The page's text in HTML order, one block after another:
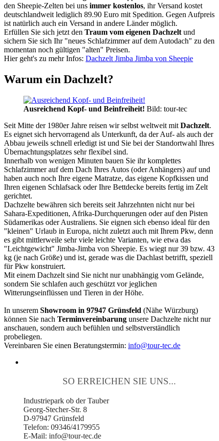
den Sheepie-Zelten bei uns immer kostenlos, ihr Versand kostet
deutschlandweit lediglich 89.90 Euro mit Spedition. Gegen Aufpreis
ist natürlich auch ein Versand in andere Länder möglich.
Erfüllen Sie sich jetzt den Traum vom eigenen Dachzelt und
sichern Sie sich Ihr "neues Schlafzimmer auf dem Autodach" zu den
momentan noch gültigen "alten" Preisen.
Hier geht's zu mehr Infos: Dachzelt Jimba Jimba von Sheepie
Warum ein Dachzelt?
Ausreichend Kopf- und Beinfreiheit! Bild: tour-tec
Seit Mitte der 1980er Jahre reisen wir selbst weltweit mit Dachzelt.
Es eignet sich hervorragend als Unterkunft, da der Auf- als auch der
Abbau jeweils schnell erledigt ist und Sie bei der Standortwahl Ihres
Übernachtungsplatzes sehr flexibel sind.
Innerhalb von wenigen Minuten bauen Sie ihr komplettes
Schlafzimmer auf dem Dach Ihres Autos (oder Anhängers) auf und
haben auch noch Ihre eigene Matratze, das eigene Kopfkissen und
Ihren eigenen Schlafsack oder Ihre Bettdecke bereits fertig im Zelt
gerichtet.
Dachzelte bewähren sich bereits seit Jahrzehnten nicht nur bei
Sahara-Expeditionen, Afrika-Durchquerungen oder auf den Pisten
Südamerikas oder Australiens. Sie eignen sich ebenso ideal für den
"kleinen" Urlaub in Europa, nicht zuletzt auch mit Ihrem Pkw, denn
es gibt mittlerweile sehr viele leichte Varianten, wie etwa das
"Leichtgewicht" Jimba-Jimba von Sheepie. Es wiegt nur 39 bzw. 43
kg (je nach Größe) und ist, gerade was die Dachlast betrifft, speziell
für Pkw konstruiert.
Mit einem Dachzelt sind Sie nicht nur unabhängig vom Gelände,
sondern Sie schlafen auch geschützt vor jeglichen
Witterungseinflüssen und Tieren in der Höhe.
In unserem Showroom in 97947 Grünsfeld (Nähe Würzburg)
können Sie nach Terminvereinbarung unsere Dachzelte nicht nur
anschauen, sondern auch befühlen und selbstverständlich
probeliegen.
Vereinbaren Sie einen Beratungstermin: info@tour-tec.de
SO ERREICHEN SIE UNS...
Industriepark ob der Tauber
Georg-Stecher-Str. 8
D-97947 Grünsfeld
Telefon: 09346/4179955
E-Mail: info@tour-tec.de